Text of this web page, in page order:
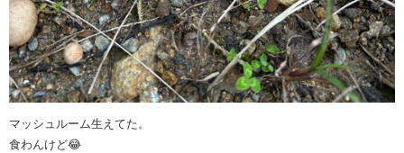
マッシュルーム生えてた。
食わんけど😂